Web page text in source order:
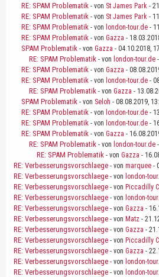
RE: SPAM Problematik - von St James Park -
RE: SPAM Problematik - von St James Park -
RE: SPAM Problematik - von london-tour.de -
RE: SPAM Problematik - von Gazza -
SPAM Problematik - von Gazza - 04.10.2018,
RE: SPAM Problematik - von london-tour.de
RE: SPAM Problematik - von Gazza -
RE: SPAM Problematik - von london-tour.de -
RE: SPAM Problematik - von Gazza -
SPAM Problematik - von Seloh - 08.08.2019,
RE: SPAM Problematik - von london-tour.de -
RE: SPAM Problematik - von london-tour.de -
RE: SPAM Problematik - von Gazza -
RE: SPAM Problematik - von london-tour.de
RE: SPAM Problematik - von Gazza -
RE: Verbesserungsvorschlaege - von marquee -
RE: Verbesserungsvorschlaege - von london-
RE: Verbesserungsvorschlaege - von Piccadilly
RE: Verbesserungsvorschlaege - von london-
RE: Verbesserungsvorschlaege - von Gazza -
RE: Verbesserungsvorschlaege - von Matz -
RE: Verbesserungsvorschlaege - von Gazza -
RE: Verbesserungsvorschlaege - von Piccadilly
RE: Verbesserungsvorschlaege - von Gazza -
RE: Verbesserungsvorschlaege - von london-
RE: Verbesserungsvorschlaege - von london-